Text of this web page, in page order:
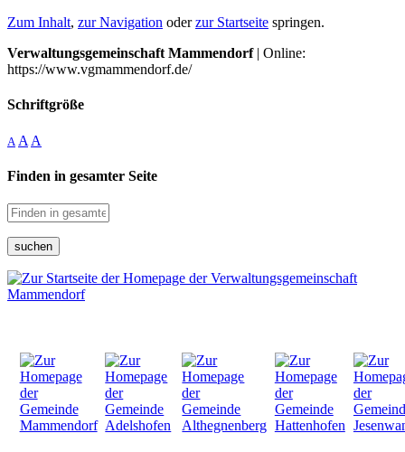
Zum Inhalt, zur Navigation oderzur Startseite springen.
Verwaltungsgemeinschaft Mammendorf| Online:
https://www.vgmammendorf.de/
Schriftgröße
A A A
Finden in gesamter Seite
suchen